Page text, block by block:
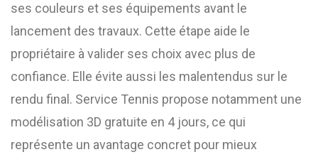
ses couleurs et ses équipements avant le
lancement des travaux. Cette étape aide le
propriétaire à valider ses choix avec plus de
confiance. Elle évite aussi les malentendus sur le
rendu final. Service Tennis propose notamment une
modélisation 3D gratuite en 4 jours, ce qui
représente un avantage concret pour mieux